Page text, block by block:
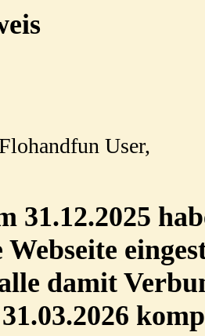
User,
31.12.2025
Webseite
damit